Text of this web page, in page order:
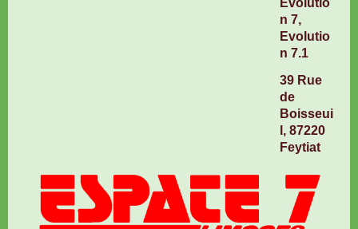
n 7,
Evolutio
n 7.1
39 Rue
de
Boisseui
l, 87220
Feytiat